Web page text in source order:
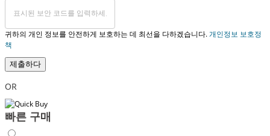
귀하의 개인 정보를 안전하게 보호하는 데 최선을 다하겠습니다.개인정보 보호정
책
제출하다
OR
빠른 구매